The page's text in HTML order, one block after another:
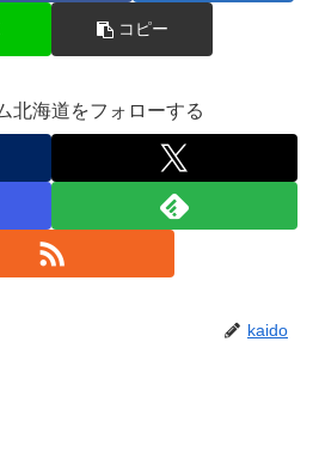
コピー
北海道をフォローする
kaido